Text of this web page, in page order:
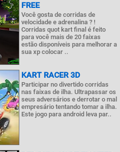
FREE
Você gosta de corridas de
velocidade e adrenalina ? !
Corridas quot kart final é feito
para você mais de 20 faixas
estão disponíveis para melhorar a
sua xp colocar ..
KART RACER 3D
Participar no divertido corridas
nas faixas de ilha. Ultrapassar os
seus adversários e derrotar o mal
empresário tentando tomar a ilha.
Este jogo para android leva par..